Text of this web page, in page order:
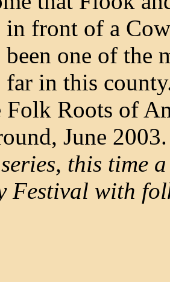
front of a
been one of the
far in this
Folk Roots of
June 2003.
this time
Festival with